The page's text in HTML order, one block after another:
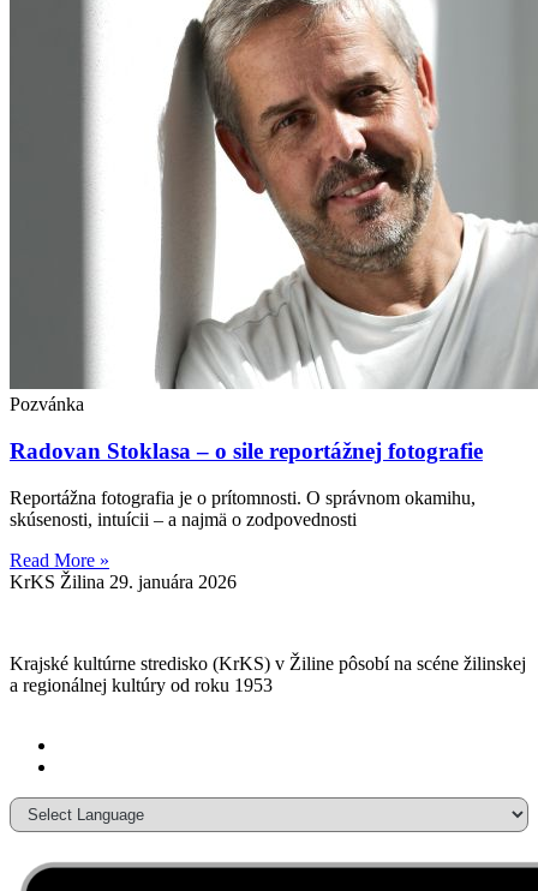
Pozvánka
Radovan Stoklasa – o sile reportážnej fotografie
Reportážna fotografia je o prítomnosti. O správnom okamihu,
skúsenosti, intuícii – a najmä o zodpovednosti
Read More »
KrKS Žilina 29. januára 2026
Krajské kultúrne stredisko (KrKS) v Žiline pôsobí na scéne žilinskej
a regionálnej kultúry od roku 1953